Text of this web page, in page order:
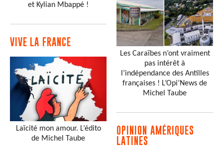
et Kylian Mbappé !
VIVE LA FRANCE
Laïcité mon amour. L’édito
de Michel Taube
Les Caraïbes n’ont vraiment
pas intérêt à
l’indépendance des Antilles
françaises ! L’Opi’News de
Michel Taube
OPINION AMÉRIQUES
LATINES